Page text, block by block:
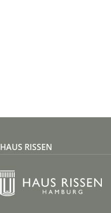
HAUS RISSEN